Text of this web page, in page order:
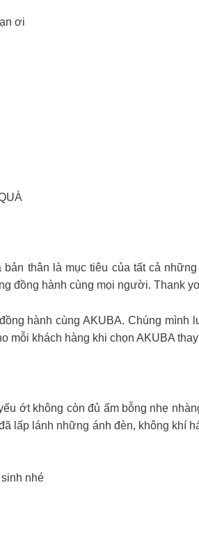
ơi
thân là mục tiêu của tất cả
đồng hành cùng mọi người. Thank
đồng hành cùng AKUBA. Chúng
mỗi khách hàng khi chọn AKUBA
ớt không còn đủ ấm bỗng nhẹ
lấp lánh những ánh đèn, không khí
nhé